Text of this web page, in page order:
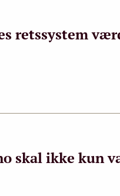
retssystem
skal ikke kun